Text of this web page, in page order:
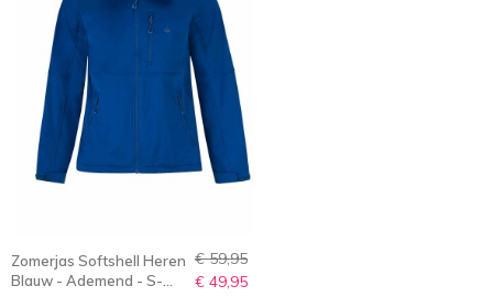
Zomerjas Softshell Heren
Blauw - Ademend - S-
€ 59,95
€ 49,95